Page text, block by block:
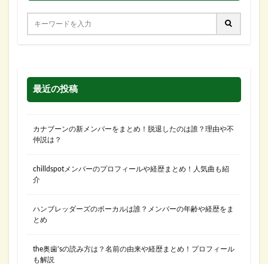
最近の投稿
カナブーンの新メンバーをまとめ！脱退したのは誰？理由や不
仲説は？
chilldspotメンバーのプロフィールや経歴まとめ！人気曲も紹
介
ハンブレッダーズのボーカルは誰？メンバーの年齢や経歴をま
とめ
the奥歯’sの読み方は？名前の由来や経歴まとめ！プロフィール
も解説